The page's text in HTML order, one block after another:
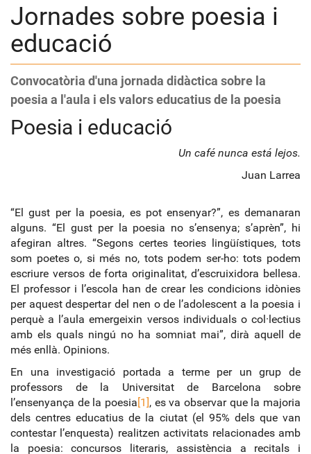
Jornades sobre poesia i
educació
Convocatòria d'una jornada didàctica sobre la
poesia a l'aula i els valors educatius de la poesia
Poesia i educació
Un café nunca está lejos.
Juan Larrea
“El gust per la poesia, es pot ensenyar?”, es demanaran
alguns. “El gust per la poesia no s’ensenya; s’aprèn”, hi
afegiran altres. “Segons certes teories lingüístiques, tots
som poetes o, si més no, tots podem ser-ho: tots podem
escriure versos de forta originalitat, d’escruixidora bellesa.
El professor i l’escola han de crear les condicions idònies
per aquest despertar del nen o de l’adolescent a la poesia i
perquè a l’aula emergeixin versos individuals o col·lectius
amb els quals ningú no ha somniat mai”, dirà aquell de
més enllà. Opinions.
En una investigació portada a terme per un grup de
professors de la Universitat de Barcelona sobre
l’ensenyança de la poesia[1], es va observar que la majoria
dels centres educatius de la ciutat (el 95% dels que van
contestar l’enquesta) realitzen activitats relacionades amb
la poesia: concursos literaris, assistència a recitals i